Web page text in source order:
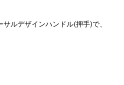
ルデザインハンドル(押手)で、